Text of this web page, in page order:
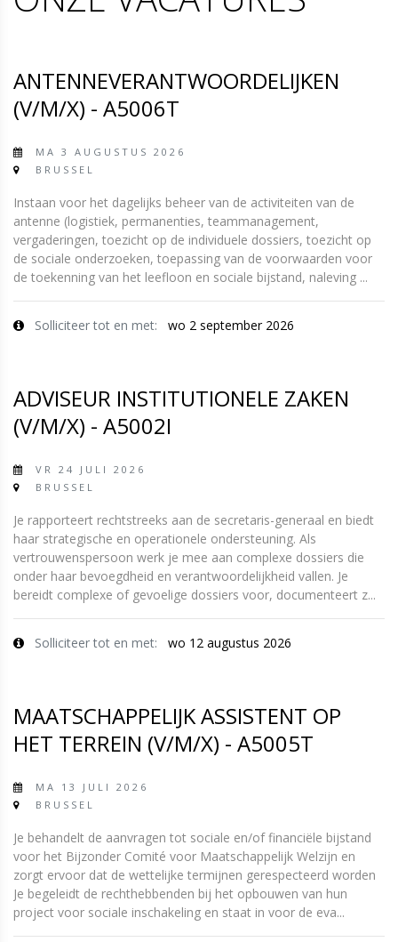
ANTENNEVERANTWOORDELIJKEN
(V/M/X) - A5006T
MA 3 AUGUSTUS 2026
BRUSSEL
Instaan voor het dagelijks beheer van de activiteiten van de
antenne (logistiek, permanenties, teammanagement,
vergaderingen, toezicht op de individuele dossiers, toezicht op
de sociale onderzoeken, toepassing van de voorwaarden voor
de toekenning van het leefloon en sociale bijstand, naleving ...
Solliciteer tot en met: wo 2 september 2026
ADVISEUR INSTITUTIONELE ZAKEN
(V/M/X) - A5002I
VR 24 JULI 2026
BRUSSEL
Je rapporteert rechtstreeks aan de secretaris-generaal en biedt
haar strategische en operationele ondersteuning. Als
vertrouwenspersoon werk je mee aan complexe dossiers die
onder haar bevoegdheid en verantwoordelijkheid vallen. Je
bereidt complexe of gevoelige dossiers voor, documenteert z...
Solliciteer tot en met: wo 12 augustus 2026
MAATSCHAPPELIJK ASSISTENT OP
HET TERREIN (V/M/X) - A5005T
MA 13 JULI 2026
BRUSSEL
Je behandelt de aanvragen tot sociale en/of financiële bijstand
voor het Bijzonder Comité voor Maatschappelijk Welzijn en
zorgt ervoor dat de wettelijke termijnen gerespecteerd worden
Je begeleidt de rechthebbenden bij het opbouwen van hun
project voor sociale inschakeling en staat in voor de eva...